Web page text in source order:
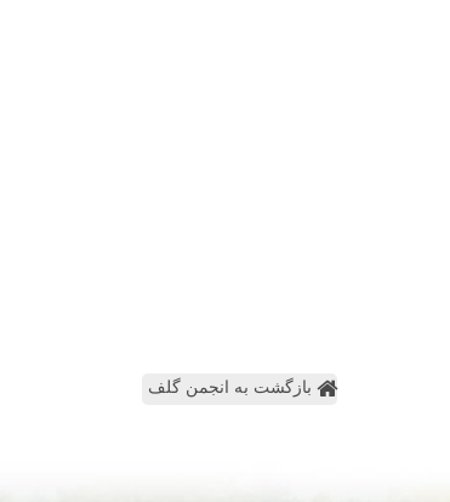
بازگشت به انجمن گلف